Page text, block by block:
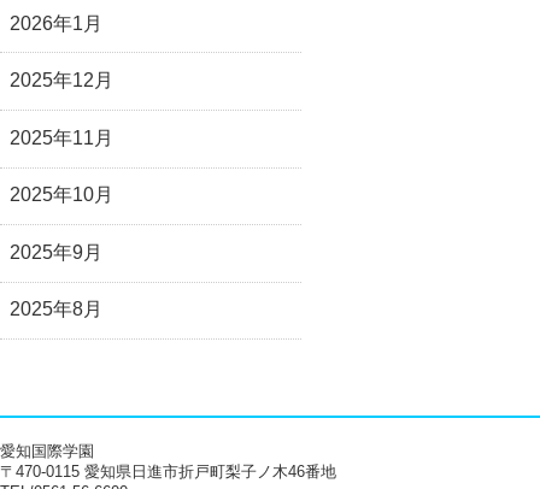
2026年1月
2025年12月
2025年11月
2025年10月
2025年9月
2025年8月
愛知国際学園
〒470-0115 愛知県日進市折戸町梨子ノ木46番地